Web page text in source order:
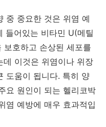
중 중요한 것은 위염 예
들어있는 비타민 U(메틸
보호하고 손상된 세포를
이것은 위염이나 위장
도움이 됩니다. 특히 양
요 원인이 되는 헬리코박
염 예방에 매우 효과적입